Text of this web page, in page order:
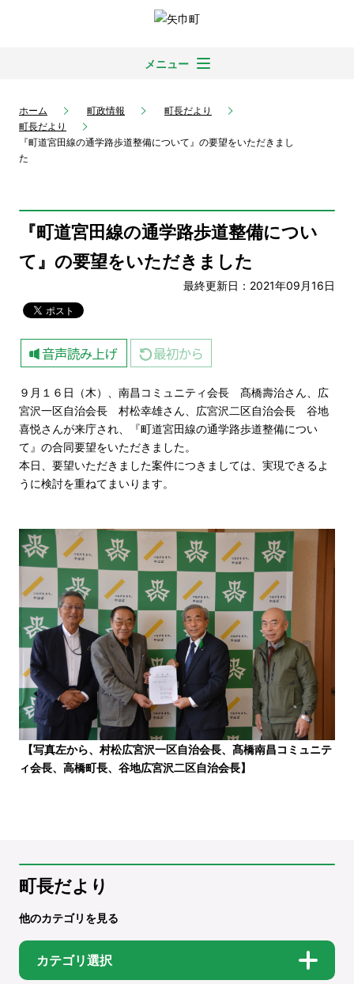
メニュー
ホーム 町政情報
町長だより
町長だより
『町道宮田線の通学路歩道整備について』の要望をいただきまし
た
『町道宮田線の通学路歩道整備につい
て』の要望をいただきました
最終更新日：2021年09月16日
９月１６日（木）、南昌コミュニティ会長 髙橋壽治さん、広
宮沢一区自治会長 村松幸雄さん、広宮沢二区自治会長 谷地
喜悦さんが来庁され、『町道宮田線の通学路歩道整備につい
て』の合同要望をいただきました。
本日、要望いただきました案件につきましては、実現できるよ
うに検討を重ねてまいります。
【写真左から、村松広宮沢一区自治会長、髙橋南昌コミュニテ
ィ会長、高橋町長、谷地広宮沢二区自治会長】
町長だより
他のカテゴリを見る
カテゴリ選択